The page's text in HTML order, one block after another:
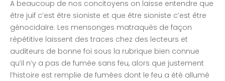
A beaucoup de nos concitoyens on laisse entendre que
être juif c’est être sioniste et que être sioniste c’est être
génocidaire. Les mensonges matraqués de façon
répétitive laissent des traces chez des lecteurs et
auditeurs de bonne foi sous la rubrique bien connue
qu’il n’y a pas de fumée sans feu, alors que justement
l’histoire est remplie de fumées dont le feu a été allumé